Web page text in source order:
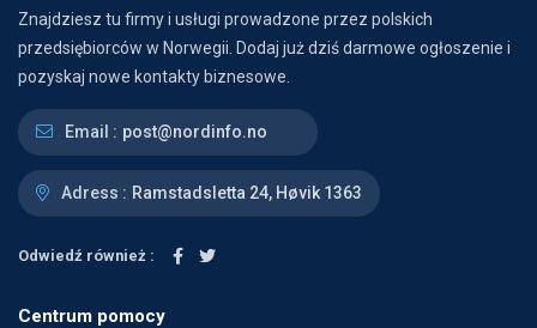
Znajdziesz tu firmy i usługi prowadzone przez polskich
przedsiębiorców w Norwegii. Dodaj już dziś darmowe ogłoszenie i
pozyskaj nowe kontakty biznesowe.
Email : post@nordinfo.no
Adress : Ramstadsletta 24, Høvik 1363
Odwiedź również :
Centrum pomocy